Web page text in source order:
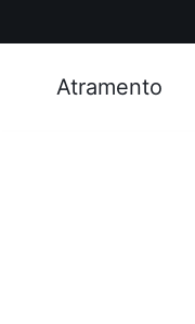
Atramento